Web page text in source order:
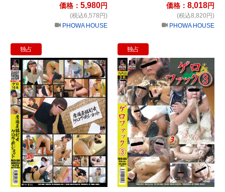
価格： 5,980円
(税込6,578円)
PHOWA HOUSE
価格： 8,018円
(税込8,820円)
PHOWA HOUSE
独占
居酒屋●●女 ゲロ下痢ショット
独占
ゲ